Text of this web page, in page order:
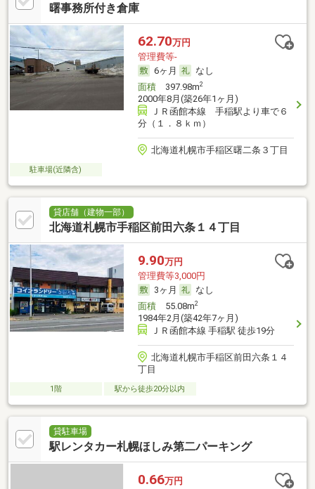
曙事務所付き倉庫
62.70万円
管理費等-
6ヶ月
なし
面積397.98m2
2000年8月(築26年1ヶ月)
ＪＲ函館本線 手稲駅より車で６
分（１．８ｋｍ）
北海道札幌市手稲区曙二条３丁目
駐車場(近隣含)
貸店舗（建物一部）
北海道札幌市手稲区前田六条１４丁目
9.90万円
管理費等3,000円
3ヶ月
なし
面積55.08m2
1984年2月(築42年7ヶ月)
ＪＲ函館本線 手稲駅 徒歩19分
北海道札幌市手稲区前田六条１４
丁目
1階 駅から徒歩20分以内
貸駐車場
駅レンタカー札幌ほしみ第二パーキング
0.66万円